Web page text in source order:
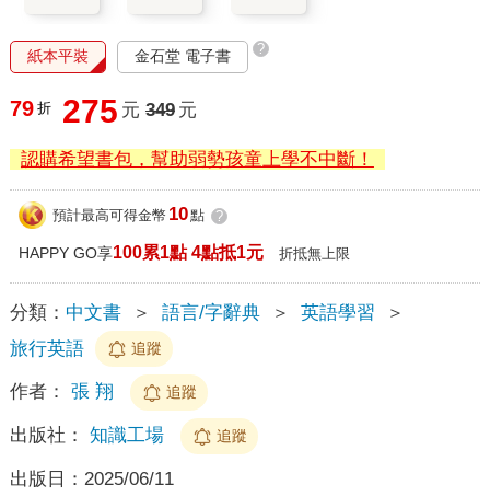
紙本平裝 金石堂 電子書 ?
79 折 275 元 349 元
認購希望書包，幫助弱勢孩童上學不中斷！
預計最高可得金幣 10點 ?
HAPPY GO享100累1點 4點抵1元 折抵無上限
分類： 中文書 ＞ 語言/字辭典 ＞ 英語學習
＞
旅行英語
追蹤
作者： 張 翔 追蹤
出版社： 知識工場 追蹤
出版日： 2025/06/11